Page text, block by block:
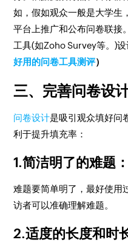
如，假如观众一般是大学生
平台上推广和公布问卷联接
工具(如Zoho Survey等。)设
好用的问卷工具测评）
三、完善问卷设
问卷设计是吸引观众填好问
利于提升填充率：
1.简洁明了的难题：
难题要简单明了，最好使用
访者可以准确理解难题。
2.适度的长度和时